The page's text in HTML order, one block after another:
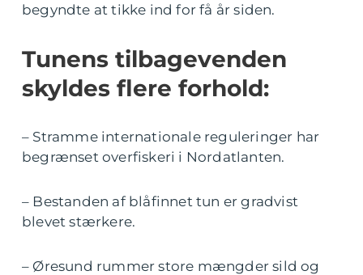
begyndte at tikke ind for få år siden.
Tunens tilbagevenden
skyldes flere forhold:
– Stramme internationale reguleringer har
begrænset overfiskeri i Nordatlanten.
– Bestanden af blåfinnet tun er gradvist
blevet stærkere.
– Øresund rummer store mængder sild og